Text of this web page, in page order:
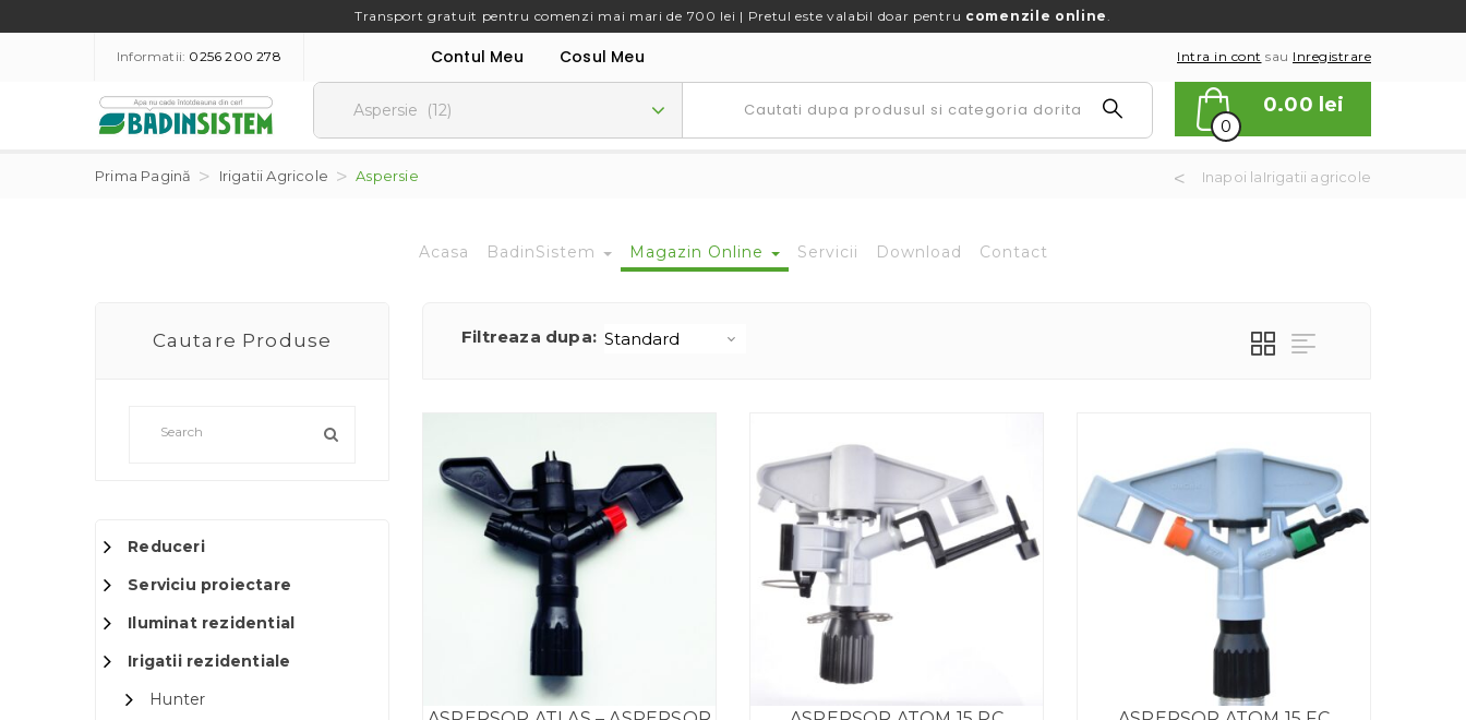
Transport gratuit pentru comenzi mai mari de 700 lei | Pretul este valabil doar pentru comenzile online.
Informatii: 0256 200 278 Contul Meu Cosul Meu Intra in cont sau Inregistrare
0
0.00 lei
Prima Pagină Irigatii Agricole Aspersie Inapoi laIrigatii agricole
Acasa BadinSistem Magazin Online Servicii Download Contact
Cautare Produse
Reduceri
Serviciu proiectare
Iluminat rezidential
Irigatii rezidentiale
Hunter
Filtreaza dupa: